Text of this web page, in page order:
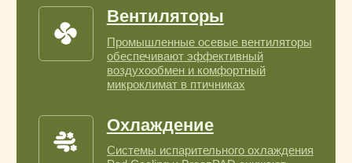
поголовья
Обеспечивают поступление свежего
в зоне содержания птицы
Приточные клапаны
LED-светильники для птицеводческих
помещений создают равномерное
освещение и экономят энергию
Освещение